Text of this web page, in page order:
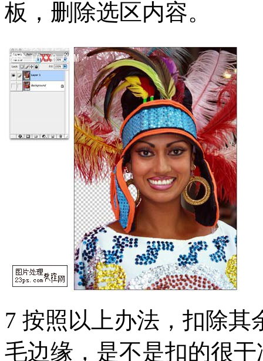
板，删除选区内容。
7 按照以上办法，扣除
毛边缘，是不是扣的很干